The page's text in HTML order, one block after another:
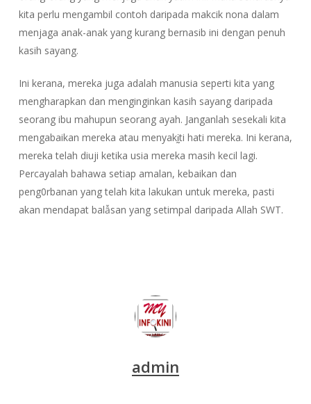
kita perlu mengambil contoh daripada makcik nona dalam
menjaga anak-anak yang kurang bernasib ini dengan penuh
kasih sayang.
Ini kerana, mereka juga adalah manusia seperti kita yang
mengharapkan dan menginginkan kasih sayang daripada
seorang ibu mahupun seorang ayah. Janganlah sesekali kita
mengabaikan mereka atau menyakḭti hati mereka. Ini kerana,
mereka telah diuji ketika usia mereka masih kecil lagi.
Percayalah bahawa setiap amalan, kebaikan dan
peng0rbanan yang telah kita lakukan untuk mereka, pasti
akan mendapat balẫsan yang setimpal daripada Allah SWT.
admin